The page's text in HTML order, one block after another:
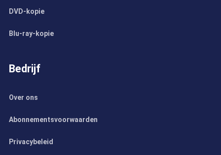
DVD-kopie
Blu-ray-kopie
Bedrijf
Over ons
Abonnementsvoorwaarden
Privacybeleid